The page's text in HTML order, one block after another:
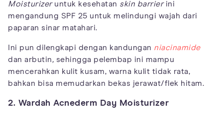
Moisturizeruntuk kesehatan skin barrierini
mengandung SPF 25 untuk melindungi wajah dari
paparan sinar matahari.
Ini pun dilengkapi dengan kandungan niacinamide
dan arbutin, sehingga pelembap ini mampu
mencerahkan kulit kusam, warna kulit tidak rata,
bahkan bisa memudarkan bekas jerawat/flek hitam.
2. Wardah Acnederm Day Moisturizer